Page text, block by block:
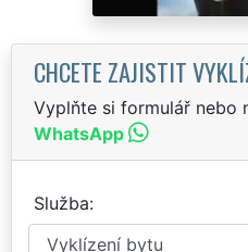
CHCETE ZAJISTIT
Vyplňte si formulář nebo
WhatsApp
Služba